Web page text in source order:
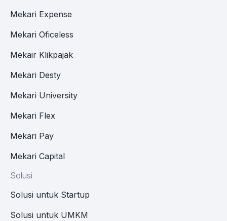
Mekari Expense
Mekari Oficeless
Mekair Klikpajak
Mekari Desty
Mekari University
Mekari Flex
Mekari Pay
Mekari Capital
Solusi
Solusi untuk Startup
Solusi untuk UMKM